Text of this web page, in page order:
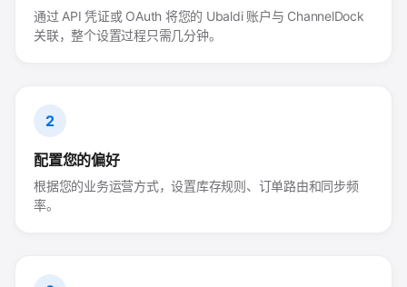
通过 API 凭证或 OAuth 将您的 Ubaldi 账户与 ChannelDock
关联，整个设置过程只需几分钟。
2
配置您的偏好
根据您的业务运营方式，设置库存规则、订单路由和同步频
率。